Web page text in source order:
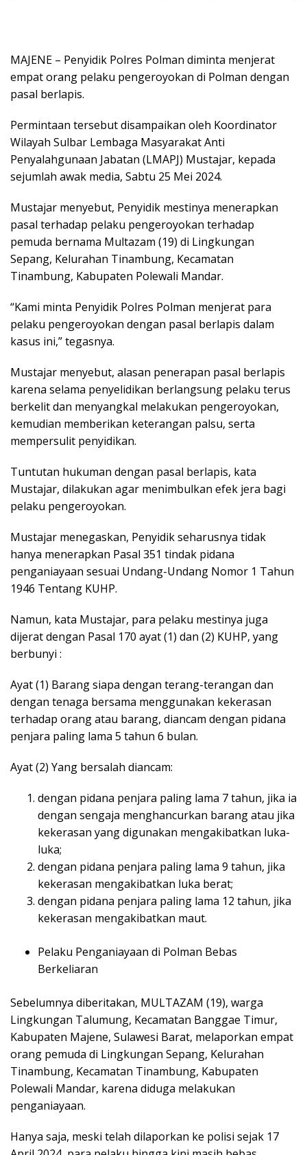
MAJENE – Penyidik Polres Polman diminta menjerat
empat orang pelaku pengeroyokan di Polman dengan
pasal berlapis.
Permintaan tersebut disampaikan oleh Koordinator
Wilayah Sulbar Lembaga Masyarakat Anti
Penyalahgunaan Jabatan (LMAPJ) Mustajar, kepada
sejumlah awak media, Sabtu 25 Mei 2024.
Mustajar menyebut, Penyidik mestinya menerapkan
pasal terhadap pelaku pengeroyokan terhadap
pemuda bernama Multazam (19) di Lingkungan
Sepang, Kelurahan Tinambung, Kecamatan
Tinambung, Kabupaten Polewali Mandar.
“Kami minta Penyidik Polres Polman menjerat para
pelaku pengeroyokan dengan pasal berlapis dalam
kasus ini,” tegasnya.
Mustajar menyebut, alasan penerapan pasal berlapis
karena selama penyelidikan berlangsung pelaku terus
berkelit dan menyangkal melakukan pengeroyokan,
kemudian memberikan keterangan palsu, serta
mempersulit penyidikan.
Tuntutan hukuman dengan pasal berlapis, kata
Mustajar, dilakukan agar menimbulkan efek jera bagi
pelaku pengeroyokan.
Mustajar menegaskan, Penyidik seharusnya tidak
hanya menerapkan Pasal 351 tindak pidana
penganiayaan sesuai Undang-Undang Nomor 1 Tahun
1946 Tentang KUHP.
Namun, kata Mustajar, para pelaku mestinya juga
dijerat dengan Pasal 170 ayat (1) dan (2) KUHP, yang
berbunyi :
Ayat (1) Barang siapa dengan terang-terangan dan
dengan tenaga bersama menggunakan kekerasan
terhadap orang atau barang, diancam dengan pidana
penjara paling lama 5 tahun 6 bulan.
Ayat (2) Yang bersalah diancam:
dengan pidana penjara paling lama 7 tahun, jika ia
dengan sengaja menghancurkan barang atau jika
kekerasan yang digunakan mengakibatkan luka-
luka;
dengan pidana penjara paling lama 9 tahun, jika
kekerasan mengakibatkan luka berat;
dengan pidana penjara paling lama 12 tahun, jika
kekerasan mengakibatkan maut.
Pelaku Penganiayaan di Polman Bebas
Berkeliaran
Sebelumnya diberitakan, MULTAZAM (19), warga
Lingkungan Talumung, Kecamatan Banggae Timur,
Kabupaten Majene, Sulawesi Barat, melaporkan empat
orang pemuda di Lingkungan Sepang, Kelurahan
Tinambung, Kecamatan Tinambung, Kabupaten
Polewali Mandar, karena diduga melakukan
penganiayaan.
Hanya saja, meski telah dilaporkan ke polisi sejak 17